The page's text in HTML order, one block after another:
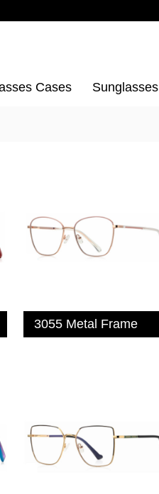
Cases Sunglasses
3055 Metal Frame